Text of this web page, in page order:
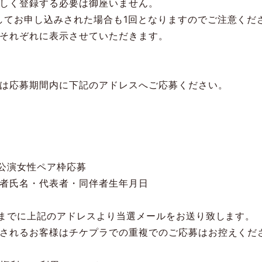
く登録する必要は御座いません。
お申し込みされた場合も 1回となりますのでご注意くだ
れぞれに表示させていただきます。
応募期間内に下記のアドレスへご応募ください。
女性ペア枠応募
氏名・代表者・同伴者生年月日
でに上記のアドレスより当選メールをお送り致します。
れるお客様はチケプラでの重複でのご応募はお控えくだ